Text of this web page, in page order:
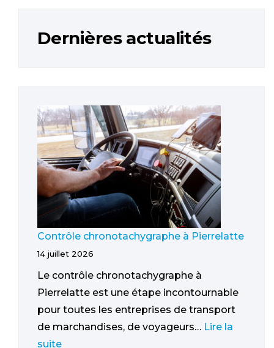
Dernières actualités
Contrôle chronotachygraphe à Pierrelatte
14 juillet 2026
Le contrôle chronotachygraphe à
Pierrelatte est une étape incontournable
pour toutes les entreprises de transport
de marchandises, de voyageurs… Lire la
suite